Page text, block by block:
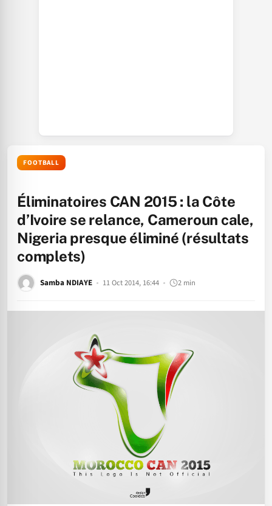
FOOTBALL
Éliminatoires CAN 2015 : la Côte
d’Ivoire se relance, Cameroun cale,
Nigeria presque éliminé (résultats
complets)
Samba NDIAYE 11 Oct 2014, 16:44 2 min